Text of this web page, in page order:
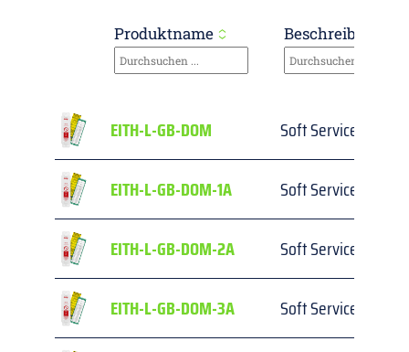
Produktname Beschreibung
EITH-L-GB-DOM Soft Services
EITH-L-GB-DOM-1A Soft Services
EITH-L-GB-DOM-2A Soft Services
EITH-L-GB-DOM-3A Soft Services